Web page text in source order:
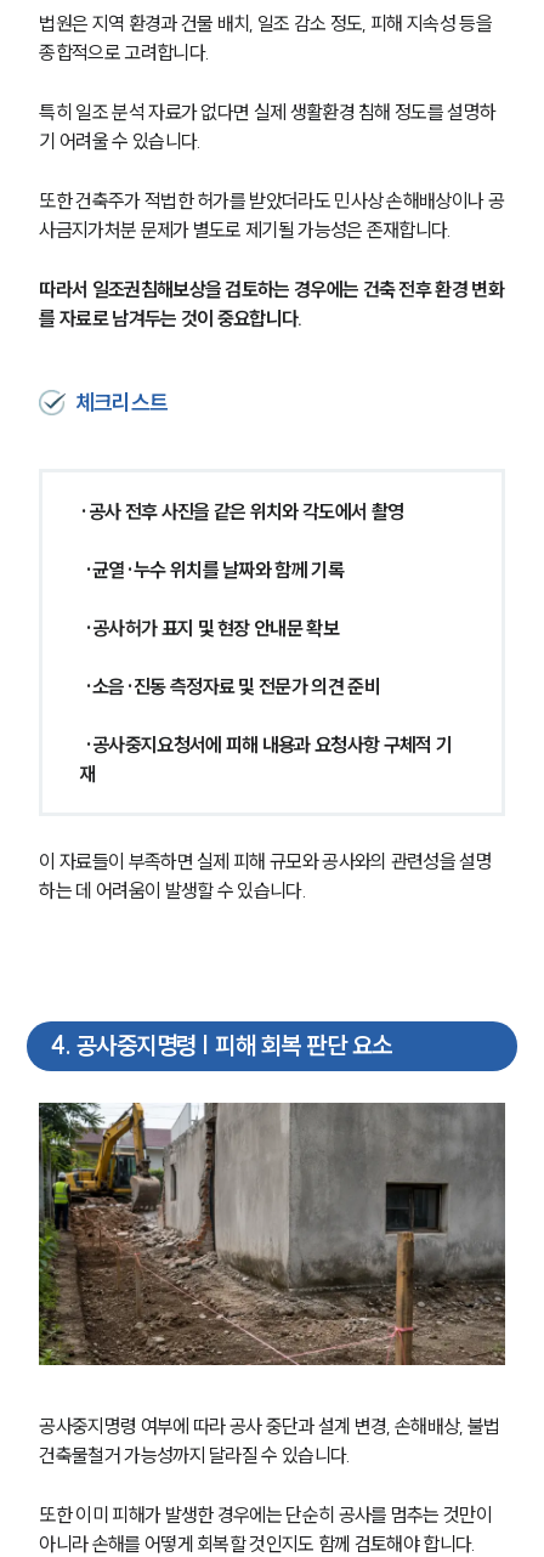
팀소개
오시는 길
글로벌 파트너 로펌
고객의 소리
통합검색
AI대륜
업무사례
주요 업무사례
사례분석/최신동향
법률지식인
고객후기
업무분야
법원은 지역 환경과 건물 배치, 일조 감소 정도, 피해 지속성 등을
종합적으로 고려합니다.
특히 일조 분석 자료가 없다면 실제 생활환경 침해 정도를 설명하
기 어려울 수 있습니다.
또한 건축주가 적법한 허가를 받았더라도 민사상 손해배상이나 공
사금지가처분 문제가 별도로 제기될 가능성은 존재합니다.
따라서 일조권침해보상을 검토하는 경우에는 건축 전후 환경 변화
를 자료로 남겨두는 것이 중요합니다.
체크리스트
·공사 전후 사진을 같은 위치와 각도에서 촬영
·균열·누수 위치를 날짜와 함께 기록
·공사허가 표지 및 현장 안내문 확보
·소음·진동 측정자료 및 전문가 의견 준비
재
이 자료들이 부족하면 실제 피해 규모와 공사와의 관련성을 설명
하는 데 어려움이 발생할 수 있습니다.
4. 공사중지명령 | 피해 회복 판단 요소
공사중지명령 여부에 따라 공사 중단과 설계 변경, 손해배상, 불법
건축물철거 가능성까지 달라질 수 있습니다.
또한 이미 피해가 발생한 경우에는 단순히 공사를 멈추는 것만이
아니라 손해를 어떻게 회복할 것인지도 함께 검토해야 합니다.